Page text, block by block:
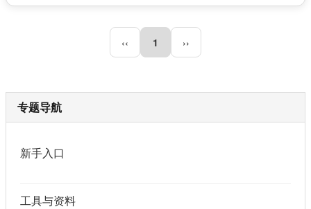
‹‹ 1 ››
专题导航
新手入口
工具与资料